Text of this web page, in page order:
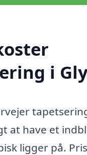
i
at have et
ligger på.